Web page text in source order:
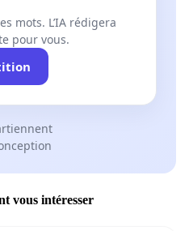
mots. L’IA rédigera
pour vous.
vous intéresser